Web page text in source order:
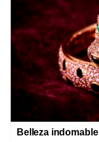
Belleza indomable